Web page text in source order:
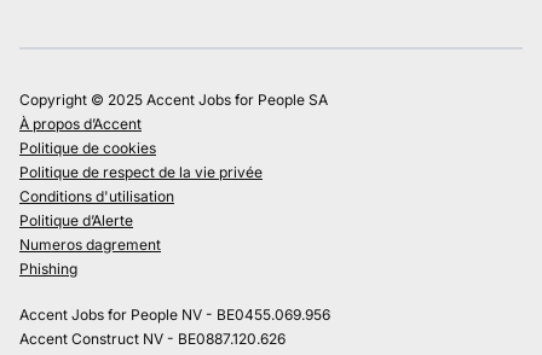
Copyright © 2025 Accent Jobs for People SA
À propos d’Accent
Politique de cookies
Politique de respect de la vie privée
Conditions d'utilisation
Politique d’Alerte
Numeros dagrement
Phishing
Accent Jobs for People NV - BE0455.069.956
Accent Construct NV - BE0887.120.626